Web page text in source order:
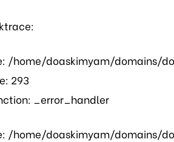
/home/doaskimyam/domains/
293
_error_handler
/home/doaskimyam/domains/